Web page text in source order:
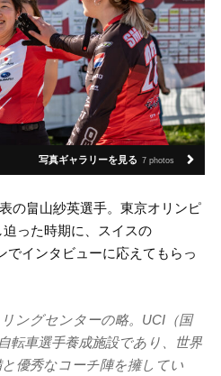
写真ギャラリーを見る 7 photos
の畠山紗英選手。東京オリンピ
った時期に、スイスの
インタビューに応えてもらっ
ングセンターの略。UCI（国
転車選手養成施設であり、世界
優秀なコーチ陣を擁してい